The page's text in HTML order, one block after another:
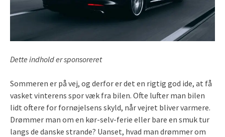
Dette indhold er sponsoreret
Sommeren er på vej, og derfor er det en rigtig god ide, at få
vasket vinterens spor væk fra bilen. Ofte lufter man bilen
lidt oftere for fornøjelsens skyld, når vejret bliver varmere.
Drømmer man om en kør-selv-ferie eller bare en smuk tur
langs de danske strande? Uanset, hvad man drømmer om